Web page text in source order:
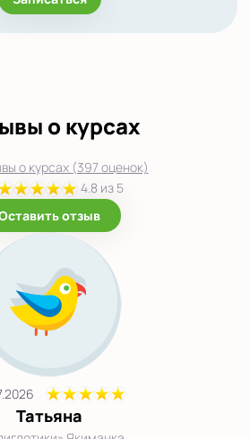
о курсах
о курсах (397 оценок)
4.8 из 5
отзыв
Татьяна